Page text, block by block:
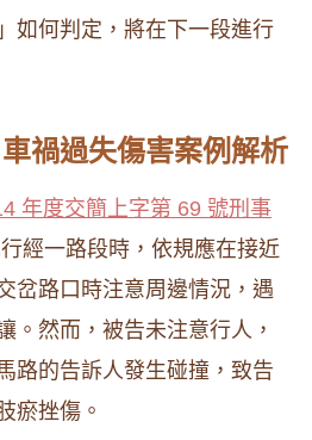
如何判定，將在下一段進行
禍過失傷害案例解析
年度交簡上字第 69 號刑事
經一路段時，依規應在接近
岔路口時注意周邊情況，遇
。然而，被告未注意行人，
路的告訴人發生碰撞，致告
瘀挫傷。